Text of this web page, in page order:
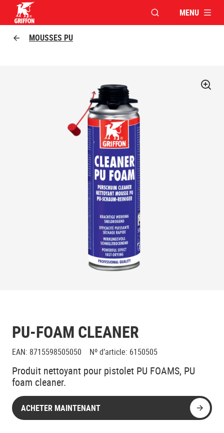
OUVRIR LAMENU
MOUSSES PU
PU-FOAM CLEANER
EAN: 8715598505050 Nº d’article: 6150505
Produit nettoyant pour pistolet PU FOAMS, PU
foam cleaner.
ACHETER MAINTENANT